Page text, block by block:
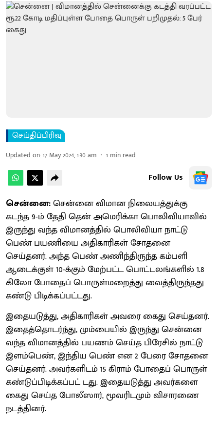
செய்திப்பிரிவு
Updated on:17 May 2024, 1:30 am 1 min read
Follow Us
சென்னை:சென்னை விமான நிலையத்துக்கு
கடந்த 9-ம் தேதி தென் அமெரிக்கா பொலிவியாவில்
இருந்து வந்த விமானத்தில் பொலிவியா நாட்டு
பெண் பயணியை அதிகாரிகள் சோதனை
செய்தனர். அந்த பெண் அணிந்திருந்த கம்பளி
ஆடைக்குள் 10-க்கும் மேற்பட்ட பொட்டலங்களில் 1.8
கிலோ போதைப் பொருள்மறைத்து வைத்திருந்தது
கண்டு பிடிக்கப்பட்டது.
இதையடுத்து, அதிகாரிகள் அவரை கைது செய்தனர்.
இதைத்தொடர்ந்து, மும்பையில் இருந்து சென்னை
வந்த விமானத்தில் பயணம் செய்த பிரேசில் நாட்டு
இளம்பெண், இந்திய பெண் என 2 பேரை சோதனை
செய்தனர். அவர்களிடம் 15 கிராம் போதைப் பொருள்
கண்டுப்பிடிக்கப்பட் டது. இதையடுத்து அவர்களை
கைது செய்த போலீஸார், மூவரிடமும் விசாரணை
நடத்தினர்.